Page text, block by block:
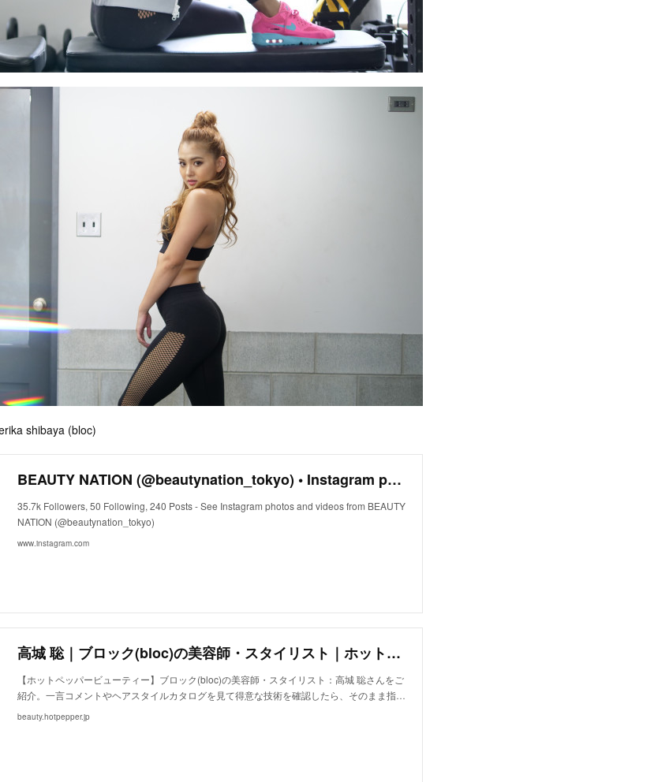
shibaya (bloc)
BEAUTY NATION (@beautynation_tokyo) • Instagram photos and videos
35.7k Followers, 50 Following, 240 Posts - See Instagram photos and videos from BEAUTY
NATION (@beautynation_tokyo)
www.instagram.com
高城 聡｜ブロック(bloc)の美容師・スタイリスト｜ホットペッパービューティー
【ホットペッパービューティー】ブロック(bloc)の美容師・スタイリスト：高城 聡さんをご
紹介。一言コメントやヘアスタイルカタログを見て得意な技術を確認したら、そのまま指…
beauty.hotpepper.jp